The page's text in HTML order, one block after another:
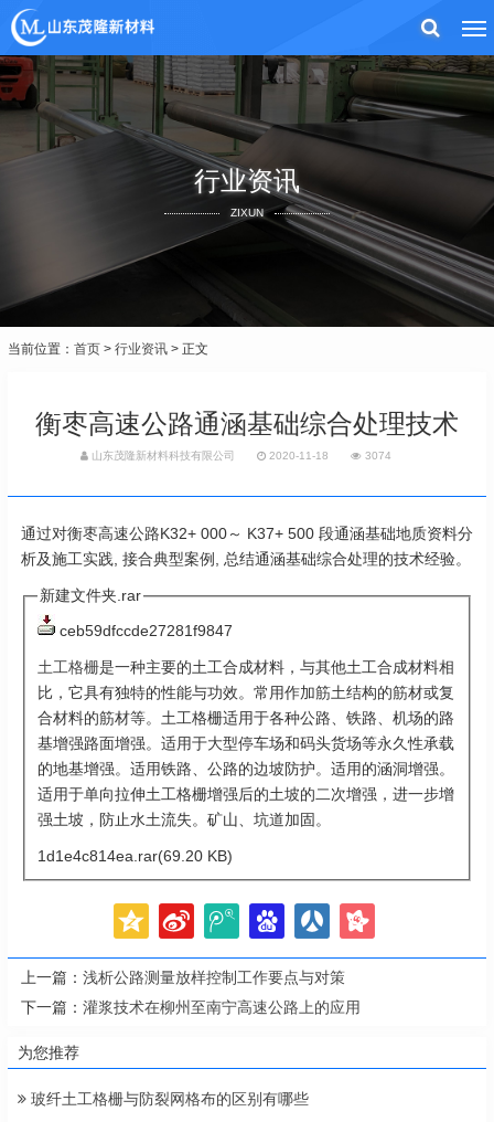
行业资讯
ZIXUN
当前位置： 首页 > 行业资讯 > 正文
衡枣高速公路通涵基础综合处理技术
山东茂隆新材料科技有限公司 2020-11-18 3074
通过对衡枣高速公路K32+ 000～ K37+ 500 段通涵基础地质资料分
析及施工实践, 接合典型案例, 总结通涵基础综合处理的技术经验。
新建文件夹.rar
ceb59dfccde27281f9847
土工格栅是一种主要的土工合成材料，与其他土工合成材料相
比，它具有独特的性能与功效。常用作加筋土结构的筋材或复
合材料的筋材等。土工格栅适用于各种公路、铁路、机场的路
基增强路面增强。适用于大型停车场和码头货场等永久性承载
的地基增强。适用铁路、公路的边坡防护。适用的涵洞增强。
适用于单向拉伸土工格栅增强后的土坡的二次增强，进一步增
强土坡，防止水土流失。矿山、坑道加固。
1d1e4c814ea.rar(69.20 KB)
上一篇： 浅析公路测量放样控制工作要点与对策
下一篇： 灌浆技术在柳州至南宁高速公路上的应用
为您推荐
玻纤土工格栅与防裂网格布的区别有哪些